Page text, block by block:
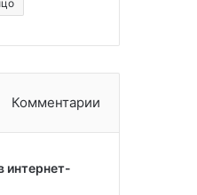
Комментарии
интернет-